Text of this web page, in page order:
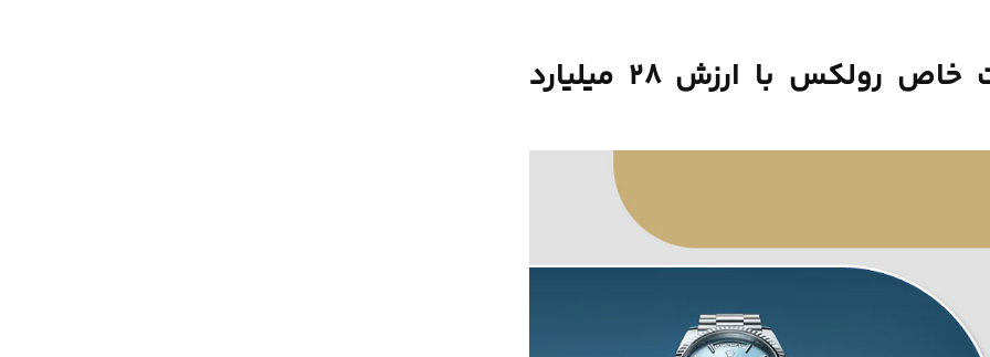
ساعت رونالدو در تهران: ساعت خاص رولکس با ارزش ۲۸ میلیارد